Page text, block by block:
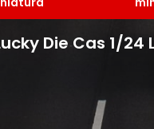
Die Cas 1/24